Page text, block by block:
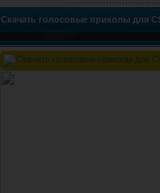
Скачать голосовые приколы для